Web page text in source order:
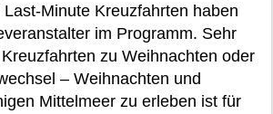
Minute Kreuzfahrten haben
im Programm. Sehr
zu Weihnachten oder
– Weihnachten und
Mittelmeer zu erleben ist für